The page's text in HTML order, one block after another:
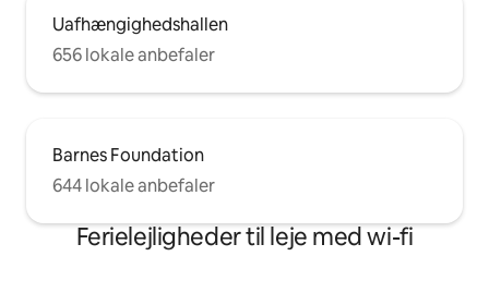
Uafhængighedshallen
656 lokale anbefaler
Barnes Foundation
644 lokale anbefaler
Ferielejligheder til leje med wi-fi